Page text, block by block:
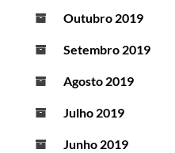
Outubro 2019
Setembro 2019
Agosto 2019
Julho 2019
Junho 2019